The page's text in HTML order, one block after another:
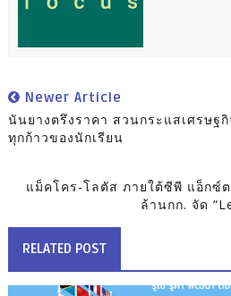
Newer Article
นันยางตรึงราคา สวนกระแสเศรษฐ
ทุกก้าวของนักเรียน
แม็คโคร-โลตัส ภายใต้ซีพี แอ็กซ์
ล้านกก. จัด
RELATED POST